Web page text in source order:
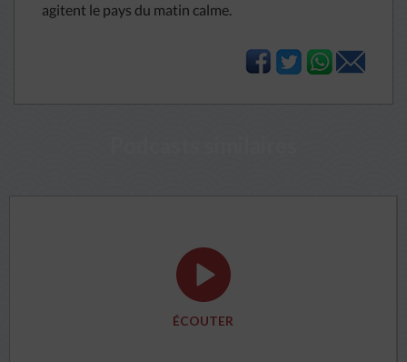
agitent le pays du matin calme.
ÉCOUTER